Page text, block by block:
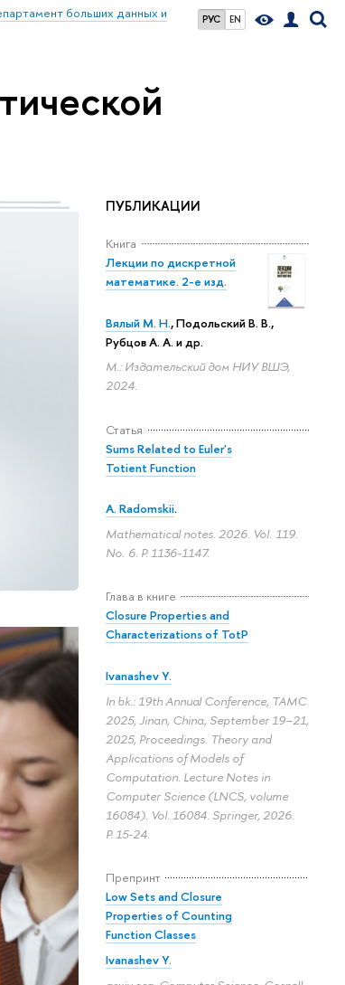
РУС EN
больших данных и
ПУБЛИКАЦИИ
Книга
Лекции по дискретной
математике. 2-е изд.
Вялый М. Н.,Подольский В. В.,
Рубцов А. А. и др.
М.: Издательский дом НИУ ВШЭ,
2024.
Статья
Sums Related to Euler's
Totient Function
A. Radomskii.
Mathematical notes. 2026. Vol. 119.
No. 6. P. 1136-1147.
Глава в книге
Closure Properties and
Characterizations of TotP
Ivanashev Y.
In bk.: 19th Annual Conference, TAMC
2025, Jinan, China, September 19–21,
2025, Proceedings. Theory and
Applications of Models of
Computation. Lecture Notes in
Computer Science (LNCS, volume
16084). Vol. 16084. Springer, 2026.
P. 15-24.
Препринт
Low Sets and Closure
Properties of Counting
Function Classes
Ivanashev Y.